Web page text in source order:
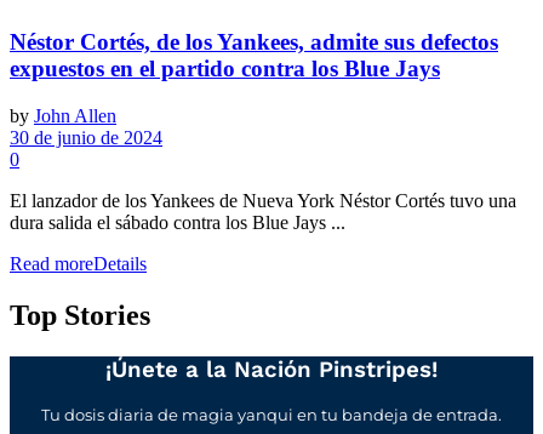
Néstor Cortés, de los Yankees, admite sus defectos
expuestos en el partido contra los Blue Jays
by John Allen
30 de junio de 2024
0
El lanzador de los Yankees de Nueva York Néstor Cortés tuvo una
dura salida el sábado contra los Blue Jays ...
Read moreDetails
Top Stories
¡Únete a la Nación Pinstripes!
Tu dosis diaria de magia yanqui en tu bandeja de entrada.